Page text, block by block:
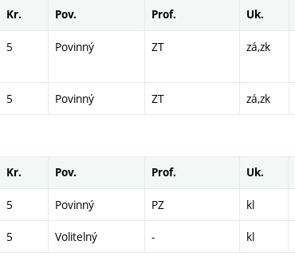
Kr. Pov. Prof. Uk.
5 Povinný ZT zá,zk
5 Povinný ZT zá,zk
Kr. Pov. Prof. Uk.
5 Povinný PZ kl
5 Volitelný - kl